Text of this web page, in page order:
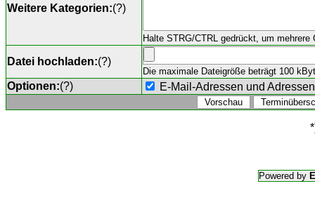
Weitere Kategorien:(?)
Halte STRG/CTRL gedrückt, um mehrere
Datei hochladen:(?)
Die maximale Dateigröße beträgt 100
Optionen:(?) E-Mail-Adressen und
Powered by